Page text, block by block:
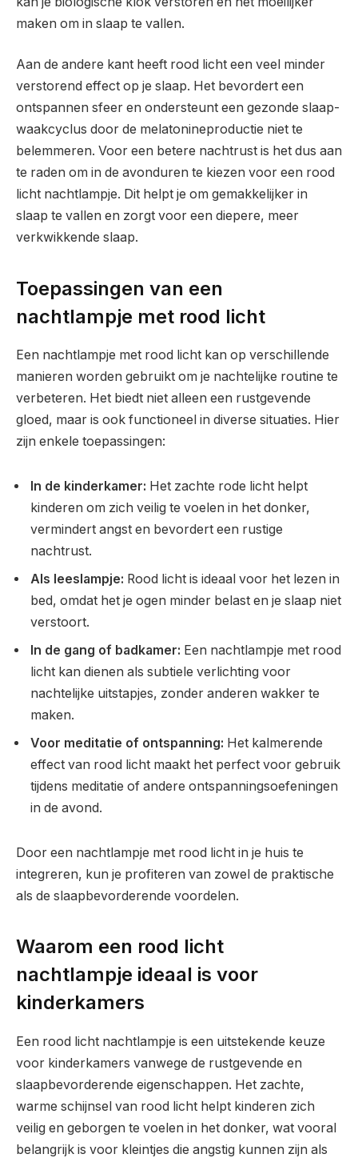
maken om in slaap te vallen.
Aan de andere kant heeft rood licht een veel minder
verstorend effect op je slaap. Het bevordert een
ontspannen sfeer en ondersteunt een gezonde slaap-
waakcyclus door de melatonineproductie niet te
belemmeren. Voor een betere nachtrust is het dus aan
te raden om in de avonduren te kiezen voor een rood
licht nachtlampje. Dit helpt je om gemakkelijker in
slaap te vallen en zorgt voor een diepere, meer
verkwikkende slaap.
Toepassingen van een
nachtlampje met rood licht
Een nachtlampje met rood licht kan op verschillende
manieren worden gebruikt om je nachtelijke routine te
verbeteren. Het biedt niet alleen een rustgevende
gloed, maar is ook functioneel in diverse situaties. Hier
zijn enkele toepassingen:
In de kinderkamer: Het zachte rode licht helpt
kinderen om zich veilig te voelen in het donker,
vermindert angst en bevordert een rustige
nachtrust.
Als leeslampje: Rood licht is ideaal voor het lezen in
bed, omdat het je ogen minder belast en je slaap niet
verstoort.
In de gang of badkamer: Een nachtlampje met rood
licht kan dienen als subtiele verlichting voor
nachtelijke uitstapjes, zonder anderen wakker te
maken.
Voor meditatie of ontspanning: Het kalmerende
effect van rood licht maakt het perfect voor gebruik
tijdens meditatie of andere ontspanningsoefeningen
in de avond.
Door een nachtlampje met rood licht in je huis te
integreren, kun je profiteren van zowel de praktische
als de slaapbevorderende voordelen.
Waarom een rood licht
nachtlampje ideaal is voor
kinderkamers
Een rood licht nachtlampje is een uitstekende keuze
voor kinderkamers vanwege de rustgevende en
slaapbevorderende eigenschappen. Het zachte,
warme schijnsel van rood licht helpt kinderen zich
veilig en geborgen te voelen in het donker, wat vooral
belangrijk is voor kleintjes die angstig kunnen zijn als